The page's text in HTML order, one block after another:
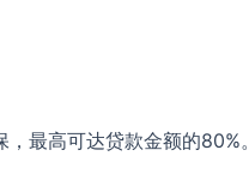
最高可达贷款金额的80%。